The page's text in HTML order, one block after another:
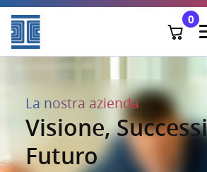
0
La nostra azienda
Visione,
Futuro